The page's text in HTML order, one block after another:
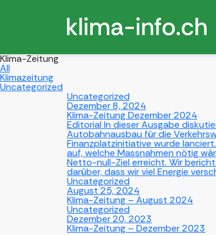
Klima-Zeitung
All
Klimazeitung
Uncategorized
Uncategorized
Dezember 8, 2024
Klima-Zeitung Dezember 2024
Editorial In dieser Ausgabe
Autobahnausbau für die
Finanzplatzinitiative wurde
auf, welche Massnahmen nötig
Netto-null-Ziel erreicht. Wir
darüber, dass wir viel Energie
Uncategorized
August 25, 2024
Klima-Zeitung – August 2024
Uncategorized
Dezember 20, 2023
Klima-Zeitung – Dezember 2023